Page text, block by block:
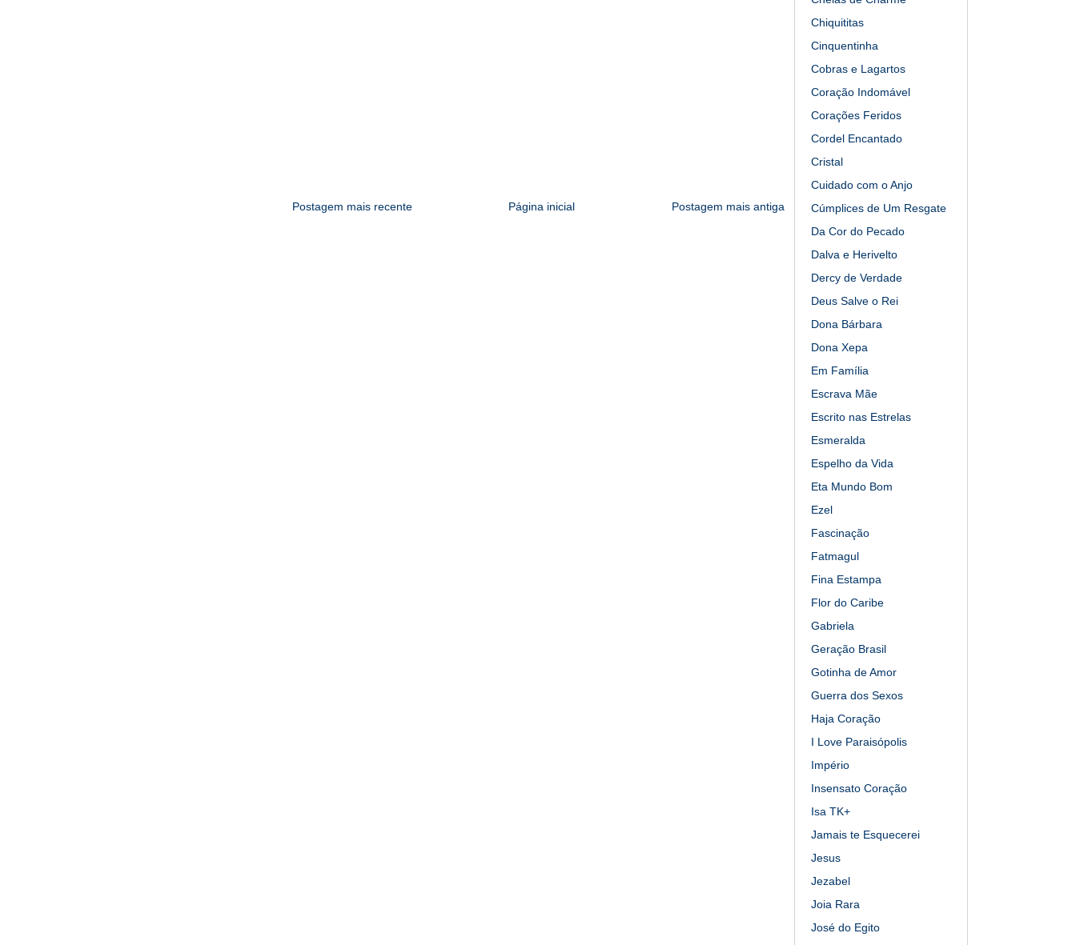
Postagem mais recente Postagem mais antiga
Página inicial
Chiquititas
Cinquentinha
Cobras e Lagartos
Coração Indomável
Corações Feridos
Cordel Encantado
Cristal
Cuidado com o Anjo
Cúmplices de Um Resgate
Da Cor do Pecado
Dalva e Herivelto
Dercy de Verdade
Deus Salve o Rei
Dona Bárbara
Dona Xepa
Em Família
Escrava Mãe
Escrito nas Estrelas
Esmeralda
Espelho da Vida
Eta Mundo Bom
Ezel
Fascinação
Fatmagul
Fina Estampa
Flor do Caribe
Gabriela
Geração Brasil
Gotinha de Amor
Guerra dos Sexos
Haja Coração
I Love Paraisópolis
Império
Insensato Coração
Isa TK+
Jamais te Esquecerei
Jesus
Jezabel
Joia Rara
José do Egito